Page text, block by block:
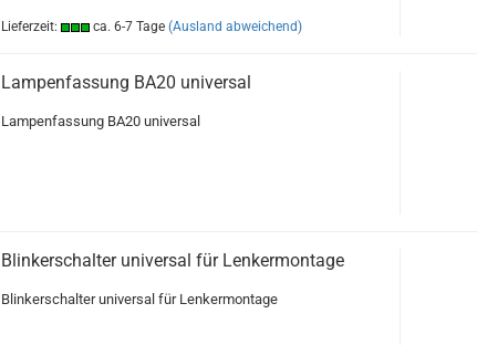
Lieferzeit: ca. 6-7 Tage (Ausland abweichend)
Lampenfassung BA20 universal
Lampenfassung BA20 universal
Blinkerschalter universal für Lenkermontage
Blinkerschalter universal für Lenkermontage